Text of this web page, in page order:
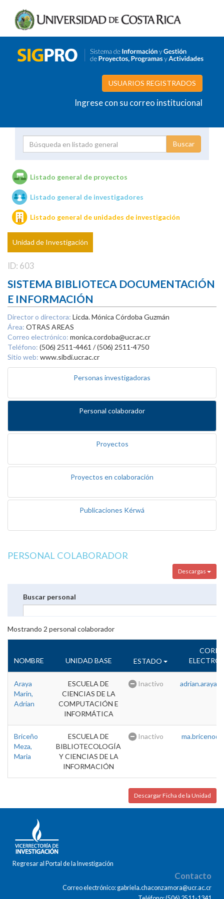
USUARIOS REGISTRADOS
Ingrese con su correo institucional
Unidades de investigación
Listado general de proyectos
Listado general de investigadores
Listado general de unidades de investigación
Unidad de Investigación
ID: 603
SISTEMA BIBLIOTECA DOCUMENTACIÓN
E INFORMACIÓN
Director o directora: Licda. Mónica Córdoba Guzmán
Área: OTRAS AREAS
Correo electrónico: monica.cordoba@ucr.ac.cr
Teléfono: (506) 2511-4461 / (506) 2511-4750
Sitio web: www.sibdi.ucr.ac.cr
Personas investigadoras
Personal colaborador
Proyectos
Proyectos en colaboración
Publicaciones Kérwá
PERSONAL COLABORADOR
Descargas
Buscar personal
Mostrando 2 personal colaborador
NOMBRE UNIDAD BASE ESTADO
Araya
Marin,
Adrian
ESCUELA DE
CIENCIAS DE LA
COMPUTACIÓN E
INFORMÁTICA
Inactivo
Briceño
Meza,
Maria
ESCUELA DE
BIBLIOTECOLOGÍA
Y CIENCIAS DE LA
INFORMACIÓN
Inactivo
Descargar Ficha de la Unidad
Regresar al Portal de la Investigación
Contacto
Correo electrónico: gabriela.chaconzamora@ucr.ac.cr